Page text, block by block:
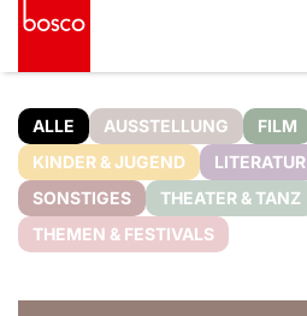
ALLE AUSSTELLUNG FILM
KINDER & JUGEND
LITERATUR
SONSTIGES
THEATER & TANZ
THEMEN & FESTIVALS